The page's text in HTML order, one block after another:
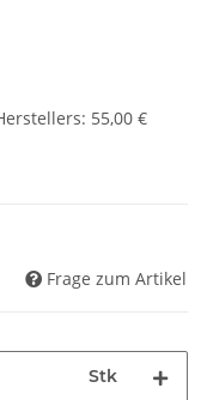
: 55,00 €
Frage zum Artikel
Stk